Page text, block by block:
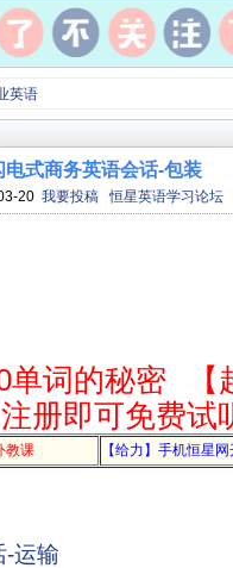
英语
电式商务英语会话-包装
20 我要投稿 恒星英语学习论坛
单词的秘密
册即可免费试
教课 【给力】手机恒星
-运输